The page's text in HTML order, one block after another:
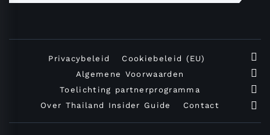
Privacybeleid
Cookiebeleid (EU)
Algemene Voorwaarden
Toelichting partnerprogramma
Over Thailand Insider Guide
Contact